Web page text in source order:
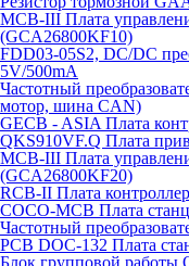
MCB-III Плата
(GCA26800KF10)
FDD03-05S2, DC/DC
5V/500mA
Частотный
мотор, шина CAN)
GECB - ASIA Плата
QKS910VF.Q Плата
MCB-III Плата
(GCA26800KF20)
RCB-II Плата
COCO-MCB Плата
Частотный
PCB DOC-132 Плата
Блок групповой работы